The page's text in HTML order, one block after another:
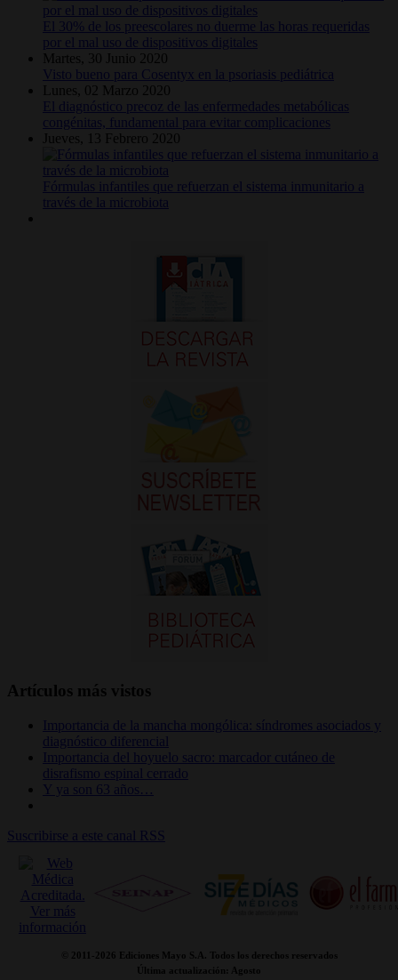
El 30% de los preescolares no duerme las horas requeridas
por el mal uso de dispositivos digitales
Martes, 30 Junio 2020
Visto bueno para Cosentyx en la psoriasis pediátrica
Lunes, 02 Marzo 2020
El diagnóstico precoz de las enfermedades metabólicas
congénitas, fundamental para evitar complicaciones
Jueves, 13 Febrero 2020
Fórmulas infantiles que refuerzan el sistema inmunitario a
través de la microbiota
Artículos más vistos
Importancia de la mancha mongólica: síndromes asociados y
diagnóstico diferencial
Importancia del hoyuelo sacro: marcador cutáneo de
disrafismo espinal cerrado
Y ya son 63 años…
Suscribirse a este canal RSS
© 2011- 2026 Ediciones Mayo S.A. Todos los derechos reservados
Última actualización: Agosto